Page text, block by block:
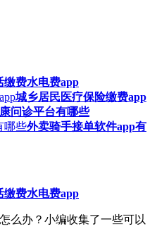
缴费水电费app
城乡居民医疗保险缴费app
问诊平台有哪些
外卖骑手接单软件app有
缴费水电费app
么办？小编收集了一些可以